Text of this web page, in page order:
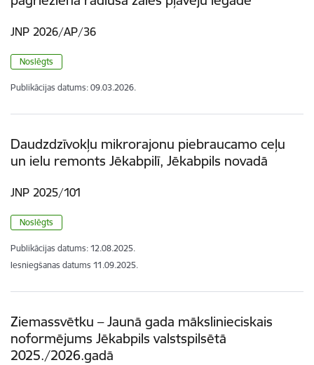
JNP 2026/AP/36
Noslēgts
Publikācijas datums: 09.03.2026.
Daudzdzīvokļu mikrorajonu piebraucamo ceļu
un ielu remonts Jēkabpilī, Jēkabpils novadā
JNP 2025/101
Noslēgts
Publikācijas datums: 12.08.2025.
Iesniegšanas datums 11.09.2025.
Ziemassvētku – Jaunā gada mākslinieciskais
noformējums Jēkabpils valstspilsētā
2025./2026.gadā